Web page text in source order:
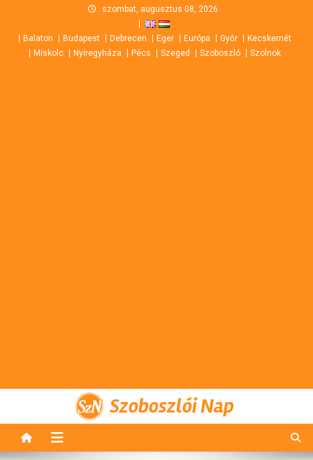
content
szombat, augusztus 08, 2026
Balaton Budapest Debrecen Eger Európa Győr
Kecskemét
Miskolc
Nyíregyháza Pécs Szeged Szoboszló Szolnok
Szoboszlói Nap